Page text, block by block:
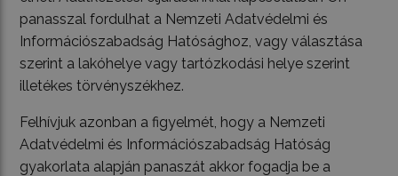
panasszal fordulhat a Nemzeti Adatvédelmi és
Információszabadság Hatósághoz, vagy választása
szerint a lakóhelye vagy tartózkodási helye szerint
illetékes törvényszékhez.
Felhívjuk azonban a figyelmét, hogy a Nemzeti
Adatvédelmi és Információszabadság Hatóság
gyakorlata alapján panaszát akkor fogadja be a